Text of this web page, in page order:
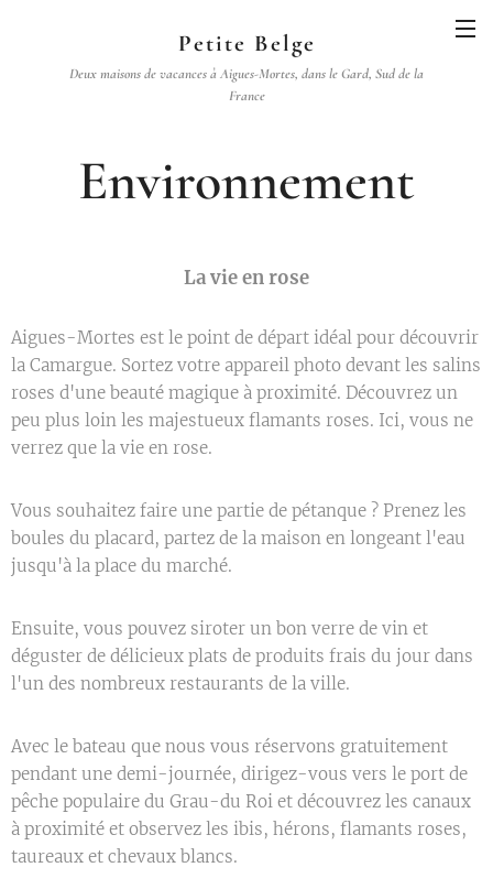
Petite Belge
Deux maisons de vacances à Aigues-Mortes, dans le Gard, Sud de la
France
Environnement
La vie en rose
Aigues-Mortes est le point de départ idéal pour découvrir
la Camargue. Sortez votre appareil photo devant les salins
roses d'une beauté magique à proximité. Découvrez un
peu plus loin les majestueux flamants roses. Ici, vous ne
verrez que la vie en rose.
Vous souhaitez faire une partie de pétanque ? Prenez les
boules du placard, partez de la maison en longeant l'eau
jusqu'à la place du marché.
Ensuite, vous pouvez siroter un bon verre de vin et
déguster de délicieux plats de produits frais du jour dans
l'un des nombreux restaurants de la ville.
Avec le bateau que nous vous réservons gratuitement
pendant une demi-journée, dirigez-vous vers le port de
pêche populaire du Grau-du Roi et découvrez les canaux
à proximité et observez les ibis, hérons, flamants roses,
taureaux et chevaux blancs.